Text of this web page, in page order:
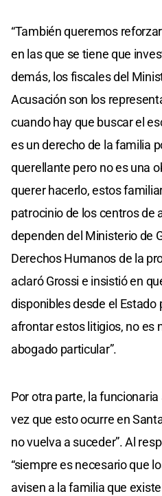
“También queremos
en las que se tiene que
demás, los fiscales del
Acusación son los
cuando hay que buscar el
es un derecho de la familia
querellante pero no es una
querer hacerlo, estos
patrocinio de los centros de
dependen del Ministerio de
Derechos Humanos de la
aclaró Grossi e insistió en
disponibles desde el Estado
afrontar estos litigios, no es
abogado particular”.
Por otra parte, la
vez que esto ocurre en
no vuelva a suceder”. Al
“siempre es necesario que
avisen a la familia que